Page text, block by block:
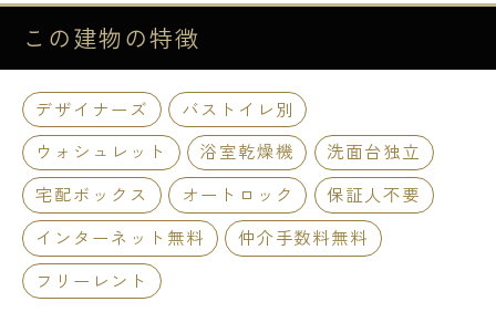
この建物の特徴
デザイナーズ
バストイレ別
ウォシュレット
浴室乾燥機
洗面台独立
宅配ボックス
オートロック
保証人不要
インターネット無料
仲介手数料無料
フリーレント